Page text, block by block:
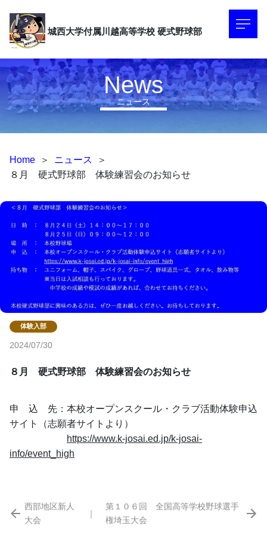
城西大学付属川越高等学校 硬式野球部
ニュース
News
Home ＞ ニュース
＞
８月 硬式野球部 体験練習会のお知らせ
2024/07/30
８月　硬式野球部　体験練習会のお知らせ
申　込　先：本校オープンスクール・クラブ活動体験申込
サイト（志願者サイトより）
https://www.k-josai.ed.jp/k-josai-
info/event_high
西部地区新人
大会
｜
第１０６回 全国高等学校野球選手
権埼玉大会